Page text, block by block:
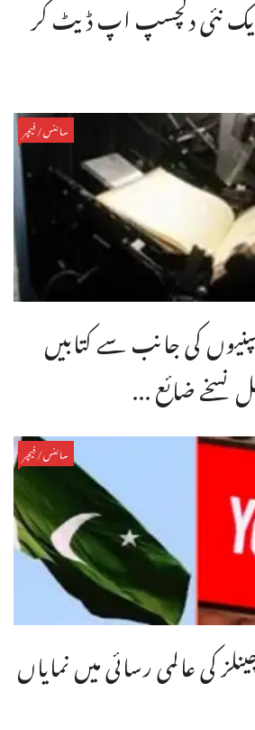
نئی دلچسپ اپ ڈیٹ کر
سائنس/فیچر
کی جانب سے کتابیں
نسخے ضائع ...
سائنس/فیچر
کی عالمی رسائی میں نمایاں